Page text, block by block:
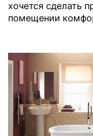
хочется сделать
помещении